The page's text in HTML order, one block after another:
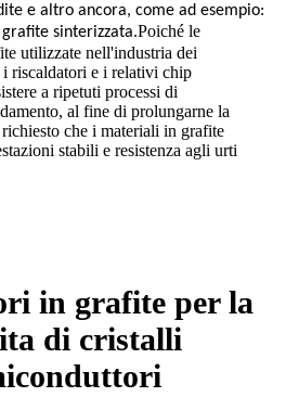
e altro ancora, come ad esempio:
sinterizzata.Poiché le
utilizzate nell'industria dei
riscaldatori e i relativi chip
a ripetuti processi di
al fine di prolungarne la
che i materiali in grafite
stabili e resistenza agli urti
in grafite per la
di cristalli